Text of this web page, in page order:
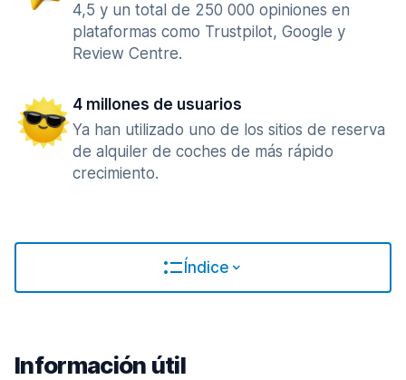
4,5 y un total de 250 000 opiniones en
plataformas como Trustpilot, Google y
Review Centre.
4 millones de usuarios
Ya han utilizado uno de los sitios de reserva
de alquiler de coches de más rápido
crecimiento.
Índice
Información útil